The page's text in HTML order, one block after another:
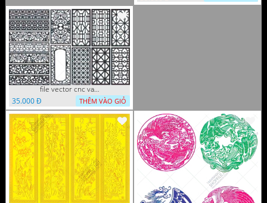
file vector cnc vach ngan hang rao decor dac sac chua tung phung phi
35.000 Đ
THÊM VÀO GIỎ